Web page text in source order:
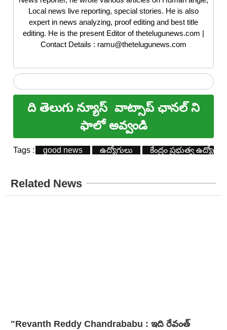
Local news live reporting, special stories. He is also
expert in news analyzing, proof editing and best title
editing. He is the present Editor of thetelugunews.com |
Contact Details : ramu@thetelugunews.com
ది తెలుగు న్యూస్ వాట్సాప్ ఛానల్ ని
ఫాలో అవ్వండి
Tags : good news ఉద్యోగులు కేంద్రం ప్ర‌భుత్వ ఉద్యోగుల‌
Related News
"Revanth Reddy Chandrababu : ఇది రేవంత్